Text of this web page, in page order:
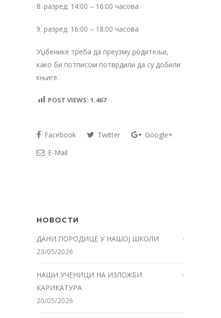
8. разред: 14:00 – 16:00 часова
9. разред: 16:00 – 18:00 часова
Уџбенике треба да преузму родитељи,
како би потписом потврдили да су добили
књиге.
POST VIEWS: 1.467
Facebook Twitter
Google+
E-Mail
НОВОСТИ
ДАНИ ПОРОДИЦЕ У НАШОЈ ШКОЛИ
23/05/2026
НАШИ УЧЕНИЦИ НА ИЗЛОЖБИ
КАРИКАТУРА
20/05/2026